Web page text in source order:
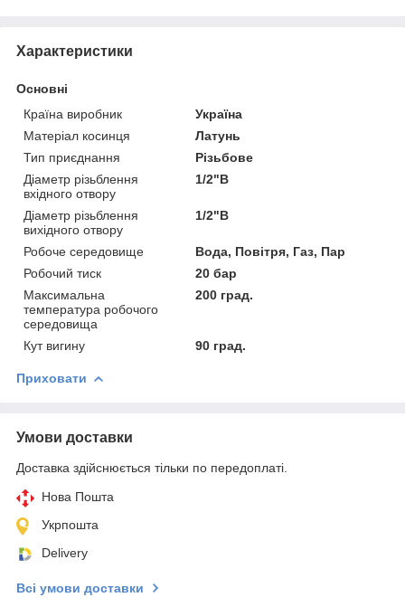
Характеристики
Основні
Країна виробник
Україна
Матеріал косинця
Латунь
Тип приєднання
Різьбове
Діаметр різьблення
вхідного отвору
1/2"В
Діаметр різьблення
вихідного отвору
1/2"В
Робоче середовище
Вода, Повітря, Газ, Пар
Робочий тиск
20 бар
Максимальна
температура робочого
середовища
200 град.
Кут вигину 90 град.
Приховати
Умови доставки
Доставка здійснюється тільки по передоплаті.
Нова Пошта
Укрпошта
Delivery
Всі умови доставки